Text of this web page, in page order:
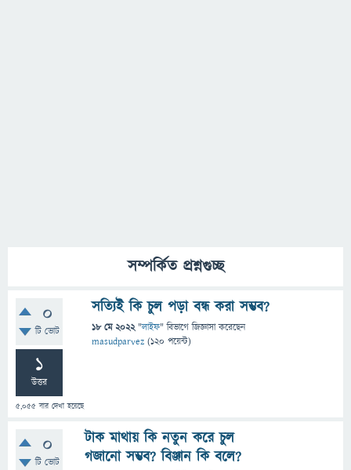
সম্পর্কিত প্রশ্নগুচ্ছ
0
টি ভোট
1
উত্তর
5,055 বার দেখা হয়েছে
সত্যিই কি চুল পড়া বন্ধ করা সম্ভব?
18 মে 2022 "লাইফ" বিভাগে জিজ্ঞাসাকরেছেন
masudparvez (120 পয়েন্ট)
0
টি ভোট
টাক মাথায় কি নতুন করে চুল
গজানো সম্ভব? বিঞ্জান কি বলে?